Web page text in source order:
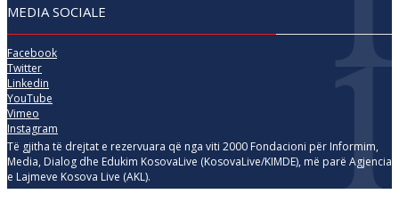
MEDIA SOCIALE
Facebook
Twitter
Linkedin
YouTube
Vimeo
Instagram
Të gjitha të drejtat e rezervuara që nga viti 2000 Fondacioni për Informim,
Media, Dialog dhe Edukim KosovaLive (KosovaLive/KIMDE), më parë Agjencia
e Lajmeve Kosova Live (AKL).